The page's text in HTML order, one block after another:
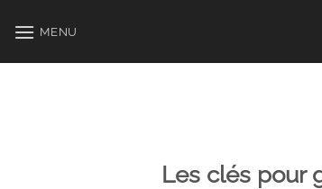
au
MENU
Les clés pour